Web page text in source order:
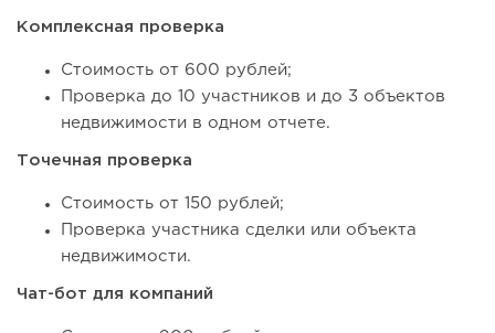
Комплексная проверка
Стоимость от 600 рублей;
Проверка до 10 участников и до 3 объектов
недвижимости в одном отчете.
Точечная проверка
Стоимость от 150 рублей;
Проверка участника сделки или объекта
недвижимости.
Чат-бот для компаний